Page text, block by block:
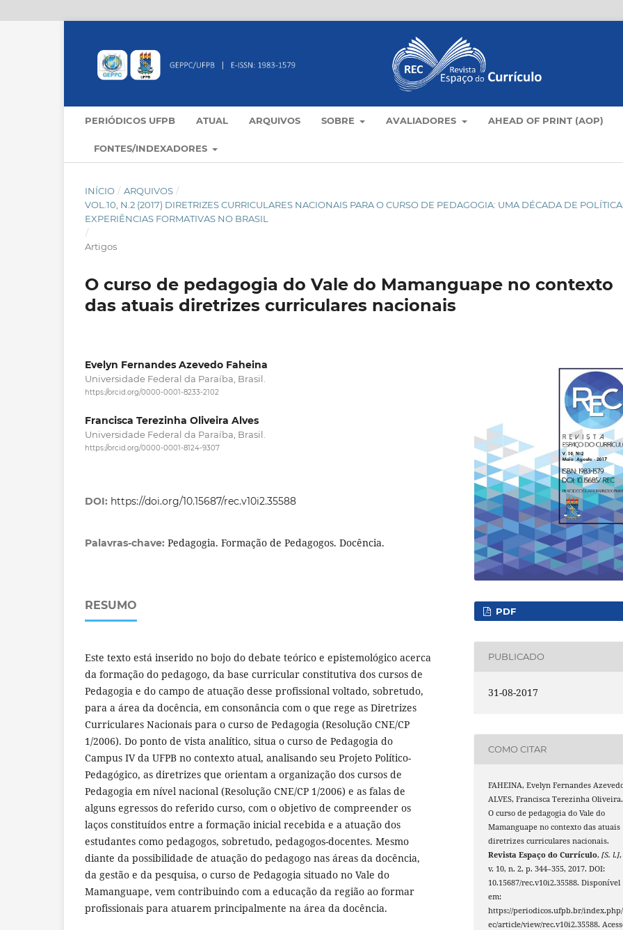
PERIÓDICOS UFPB ATUAL ARQUIVOS SOBRE AVALIADORES AHEAD OF PRINT (AOP)
FONTES/INDEXADORES
INÍCIO / ARQUIVOS /
VOL.10, N.2 (2017) DIRETRIZES CURRICULARES NACIONAIS PARA O CURSO DE PEDAGOGIA: UMA DÉCADA DE
EXPERIÊNCIAS FORMATIVAS NO BRASIL
/
Artigos
O curso de pedagogia do Vale do Mamanguape no contexto
das atuais diretrizes curriculares nacionais
Evelyn Fernandes Azevedo Faheina
Universidade Federal da Paraíba, Brasil.
https://orcid.org/0000-0001-8233-2102
Francisca Terezinha Oliveira Alves
Universidade Federal da Paraíba, Brasil.
https://orcid.org/0000-0001-8124-9307
DOI: https://doi.org/10.15687/rec.v10i2.35588
Palavras-chave: Pedagogia. Formação de Pedagogos. Docência.
RESUMO
Este texto está inserido no bojo do debate teórico e epistemológico acerca
da formação do pedagogo, da base curricular constitutiva dos cursos de
Pedagogia e do campo de atuação desse profissional voltado, sobretudo,
para a área da docência, em consonância com o que rege as Diretrizes
Curriculares Nacionais para o curso de Pedagogia (Resolução CNE/CP
1/2006). Do ponto de vista analítico, situa o curso de Pedagogia do
Campus IV da UFPB no contexto atual, analisando seu Projeto Político-
Pedagógico, as diretrizes que orientam a organização dos cursos de
Pedagogia em nível nacional (Resolução CNE/CP 1/2006) e as falas de
alguns egressos do referido curso, com o objetivo de compreender os
laços constituídos entre a formação inicial recebida e a atuação dos
estudantes como pedagogos, sobretudo, pedagogos-docentes. Mesmo
diante da possibilidade de atuação do pedagogo nas áreas da docência,
da gestão e da pesquisa, o curso de Pedagogia situado no Vale do
Mamanguape, vem contribuindo com a educação da região ao formar
profissionais para atuarem principalmente na área da docência.
PDF
PUBLICADO
31-08-2017
COMO CITAR
FAHEINA, Evelyn Fernandes
ALVES, Francisca Terezinha Oliveira.
O curso de pedagogia do Vale do
Mamanguape no contexto das atuais
diretrizes curriculares nacionais.
Revista Espaço do Currículo,[S. l.],
v. 10, n. 2, p. 344–355, 2017. DOI:
10.15687/rec.v10i2.35588. Disponível
em:
https://periodicos.ufpb.br/
ec/article/view/rec.v10i2.35588.